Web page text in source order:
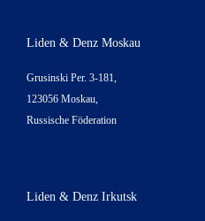
Liden & Denz Moskau
Grusinski Per. 3-181,
123056 Moskau,
Russische Föderation
Liden & Denz Irkutsk